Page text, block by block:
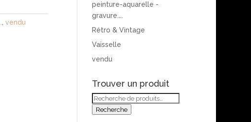
,vendu
peinture-aquarelle -
gravure....
Rétro & Vintage
Vaisselle
vendu
Trouver un produit
Recherche
pour :
Recherche